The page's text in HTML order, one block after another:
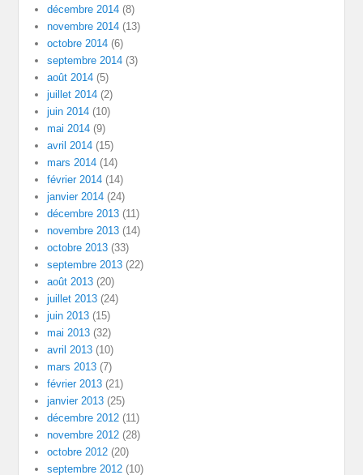
décembre 2014 (8)
novembre 2014 (13)
octobre 2014 (6)
septembre 2014 (3)
août 2014 (5)
juillet 2014 (2)
juin 2014 (10)
mai 2014 (9)
avril 2014 (15)
mars 2014 (14)
février 2014 (14)
janvier 2014 (24)
décembre 2013 (11)
novembre 2013 (14)
octobre 2013 (33)
septembre 2013 (22)
août 2013 (20)
juillet 2013 (24)
juin 2013 (15)
mai 2013 (32)
avril 2013 (10)
mars 2013 (7)
février 2013 (21)
janvier 2013 (25)
décembre 2012 (11)
novembre 2012 (28)
octobre 2012 (20)
septembre 2012 (10)